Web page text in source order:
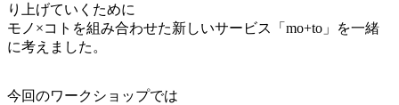
り上げていくために
モノ×コトを組み合わせた新しいサービス「mo+to」を一緒
に考えました。
今回のワークショップでは